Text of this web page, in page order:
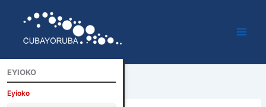
contenido
EYIOKO
Eyioko